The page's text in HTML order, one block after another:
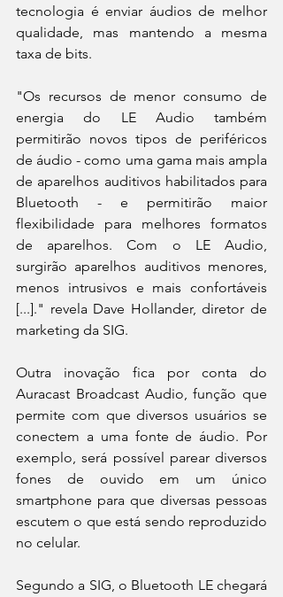
tecnologia é enviar áudios de melhor
qualidade, mas mantendo a mesma
taxa de bits.
"Os recursos de menor consumo de
energia do LE Audio também
permitirão novos tipos de periféricos
de áudio - como uma gama mais ampla
de aparelhos auditivos habilitados para
Bluetooth - e permitirão maior
flexibilidade para melhores formatos
de aparelhos. Com o LE Audio,
surgirão aparelhos auditivos menores,
menos intrusivos e mais confortáveis
[...]." revela Dave Hollander, diretor de
marketing da SIG.
Outra inovação fica por conta do
Auracast Broadcast Audio, função que
permite com que diversos usuários se
conectem a uma fonte de áudio. Por
exemplo, será possível parear diversos
fones de ouvido em um único
smartphone para que diversas pessoas
escutem o que está sendo reproduzido
no celular.
Segundo a SIG, o Bluetooth LE chegará